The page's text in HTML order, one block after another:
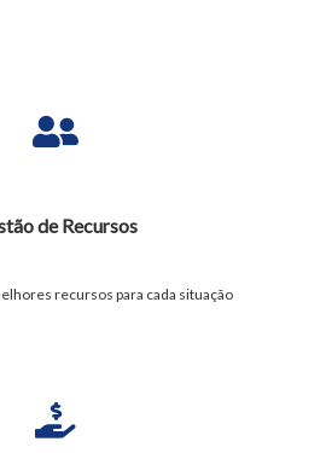
de Recursos
recursos para cada situação